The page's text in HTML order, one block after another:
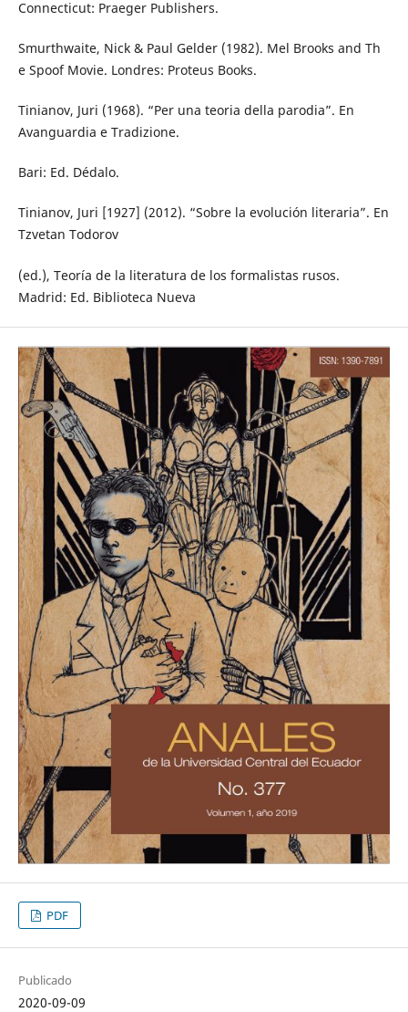
Connecticut: Praeger Publishers.
Smurthwaite, Nick & Paul Gelder (1982). Mel Brooks and Th
e Spoof Movie. Londres: Proteus Books.
Tinianov, Juri (1968). “Per una teoria della parodia”. En
Avanguardia e Tradizione.
Bari: Ed. Dédalo.
Tinianov, Juri [1927] (2012). “Sobre la evolución literaria”. En
Tzvetan Todorov
(ed.), Teoría de la literatura de los formalistas rusos.
Madrid: Ed. Biblioteca Nueva
PDF
Publicado
2020-09-09